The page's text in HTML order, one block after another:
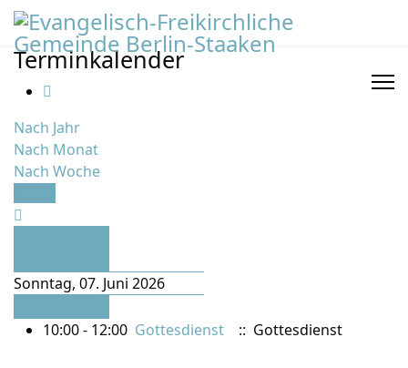
Terminkalender
Nach Jahr
Nach Monat
Nach Woche
Sonntag, 07. Juni 2026
10:00 - 12:00 Gottesdienst :: Gottesdienst